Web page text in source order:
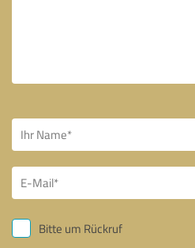
Bitte um Rückruf